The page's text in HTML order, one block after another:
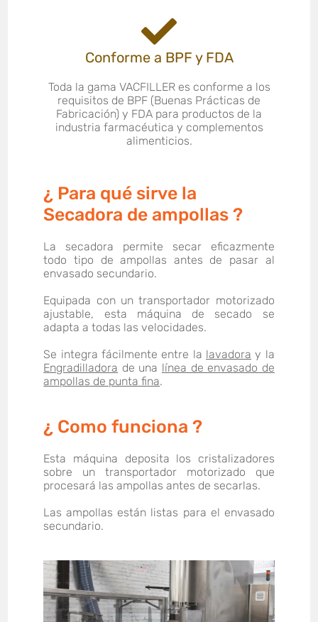
Conforme a BPF y FDA
Toda la gama VACFILLER es conforme a los
requisitos de BPF (Buenas Prácticas de
Fabricación) y FDA para productos de la
industria farmacéutica y complementos
alimenticios.
¿ Para qué sirve la
Secadora de ampollas ?
La secadora permite secar eficazmente
todo tipo de ampollas antes de pasar al
envasado secundario.
Equipada con un transportador motorizado
ajustable, esta máquina de secado se
adapta a todas las velocidades.
Se integra fácilmente entre la lavadora y la
Engradilladora de una línea de envasado de
ampollas de punta fina.
¿ Como funciona ?
Esta máquina deposita los cristalizadores
sobre un transportador motorizado que
procesará las ampollas antes de secarlas.
Las ampollas están listas para el envasado
secundario.